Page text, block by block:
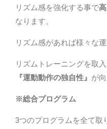
リズム感を強化する事で
なります。
リズム感があれば様々な
リズムトレーニングを取入
『運動動作の独自性』 が
※総合プログラム
3つのプログラムを全て取